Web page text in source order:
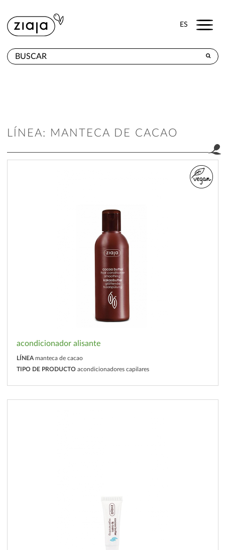
ES Menu
CONTACTO
LÍNEA: MANTECA DE CACAO
acondicionador alisante
LÍNEA manteca de cacao
TIPO DE PRODUCTO acondicionadores capilares